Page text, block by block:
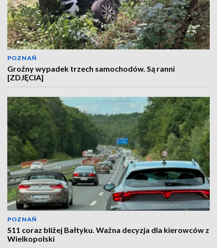
POZNAŃ
Groźny wypadek trzech samochodów. Są ranni
[ZDJĘCIA]
POZNAŃ
S11 coraz bliżej Bałtyku. Ważna decyzja dla kierowców z
Wielkopolski